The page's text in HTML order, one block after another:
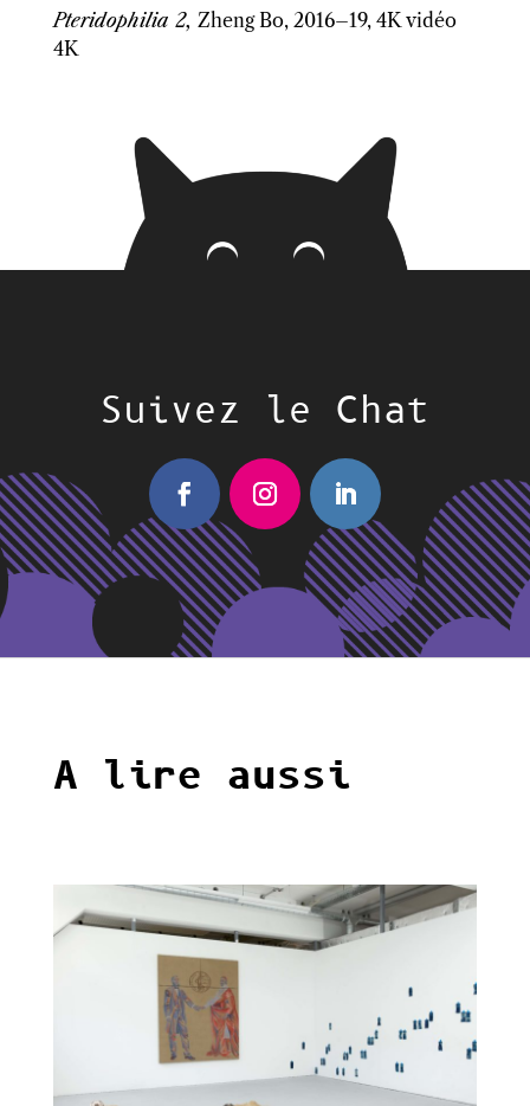
Pteridophilia 2, Zheng Bo, 2016–19, 4K vidéo
4K
Suivez le Chat
A lire aussi